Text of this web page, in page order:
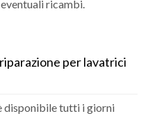
ricambi.
per lavatrici
disponibile tutti i giorni